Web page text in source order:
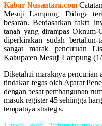
Kabar Nusantara.com
Mesuji Lampung, Diduga
besaran. Berdasarkan fakta
tanah yang dirampas Oknum-
diperkirakan sudah
sangat marak pencuruan
Kabupaten Mesuji Lampung
Diketahui maraknya pencurian
tindakan tegas oleh Aparat
dengan pesat pembangunan
masuk register 45 sehingga
tempatnya strategis.